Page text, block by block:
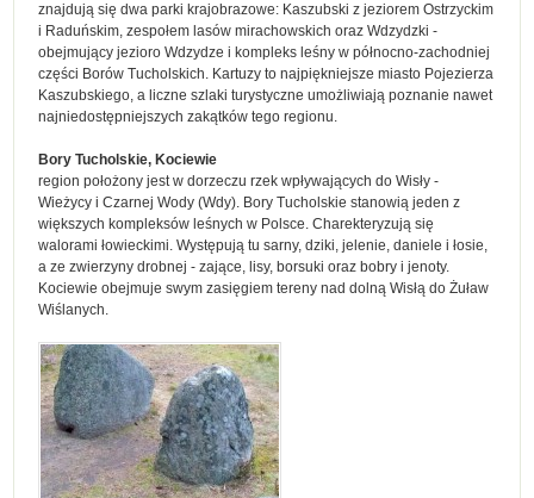
znajdują się dwa parki krajobrazowe: Kaszubski z jeziorem Ostrzyckim
i Raduńskim, zespołem lasów mirachowskich oraz Wdzydzki -
obejmujący jezioro Wdzydze i kompleks leśny w północno-zachodniej
części Borów Tucholskich. Kartuzy to najpiękniejsze miasto Pojezierza
Kaszubskiego, a liczne szlaki turystyczne umożliwiają poznanie nawet
najniedostępniejszych zakątków tego regionu.
Bory Tucholskie, Kociewie
region położony jest w dorzeczu rzek wpływających do Wisły -
Wieżycy i Czarnej Wody (Wdy). Bory Tucholskie stanowią jeden z
większych kompleksów leśnych w Polsce. Charekteryzują się
walorami łowieckimi. Występują tu sarny, dziki, jelenie, daniele i łosie,
a ze zwierzyny drobnej - zające, lisy, borsuki oraz bobry i jenoty.
Kociewie obejmuje swym zasięgiem tereny nad dolną Wisłą do Żuław
Wiślanych.